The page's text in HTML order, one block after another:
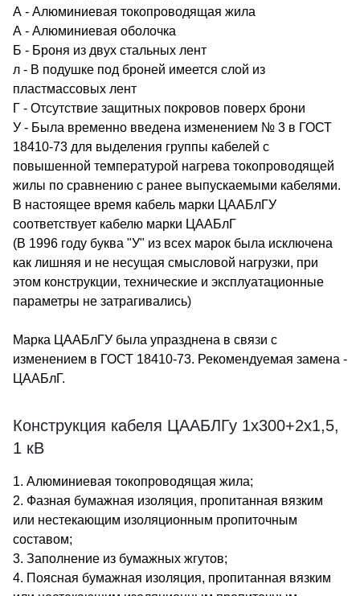
А - Алюминиевая токопроводящая жила
А - Алюминиевая оболочка
Б - Броня из двух стальных лент
л - В подушке под броней имеется слой из
пластмассовых лент
Г - Отсутствие защитных покровов поверх брони
У - Была временно введена изменением № 3 в ГОСТ
18410-73 для выделения группы кабелей с
повышенной температурой нагрева токопроводящей
жилы по сравнению с ранее выпускаемыми кабелями.
В настоящее время кабель марки ЦААБлГУ
соответствует кабелю марки ЦААБлГ
(В 1996 году буква "У" из всех марок была исключена
как лишняя и не несущая смысловой нагрузки, при
этом конструкции, технические и эксплуатационные
параметры не затрагивались)
Марка ЦААБлГУ была упразднена в связи с
изменением в ГОСТ 18410-73. Рекомендуемая замена -
ЦААБлГ.
Конструкция кабеля ЦААБЛГу 1х300+2х1,5,
1 кВ
1. Алюминиевая токопроводящая жила;
2. Фазная бумажная изоляция, пропитанная вязким
или нестекающим изоляционным пропиточным
составом;
3. Заполнение из бумажных жгутов;
4. Поясная бумажная изоляция, пропитанная вязким